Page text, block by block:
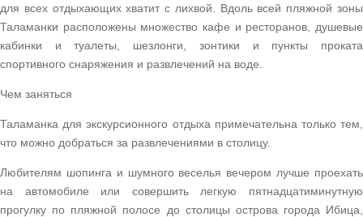
для всех отдыхающих хватит с лихвой. Вдоль всей пляжной зоны
Таламанки расположены множество кафе и ресторанов, душевые
кабинки и туалеты, шезлонги, зонтики и пункты проката
спортивного снаряжения и развлечений на воде.
Чем заняться
Таламанка для экскурсионного отдыха примечательна только тем,
что можно добраться за развлечениями в столицу.
Любителям шопинга и шумного веселья вечером лучше проехать
на автомобиле или совершить легкую пятнадцатиминутную
прогулку по пляжной полосе до столицы острова города Ибица,